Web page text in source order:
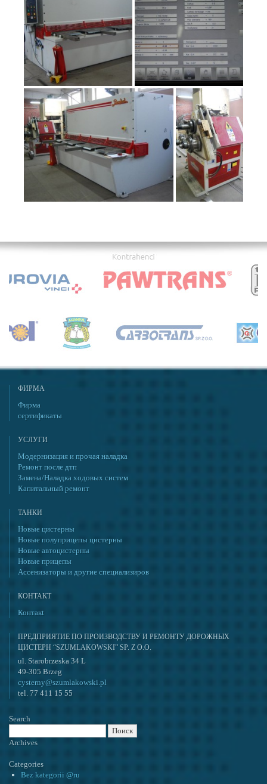
ФИРМА
Фирма
сертификаты
УСЛУГИ
Модернизация и прочая наладка
Ремонт после дтп
Замена/Наладка ходовых систем
Капитальный ремонт
ТАНКИ
Новые цистерны
Новые полуприцепы цистерны
Новые автоцистерны
Новые прицепы
Ассенизаторы и другие специализиров
КОНТАКT
Контакt
ПРЕДПРИЯТИЕ ПО ПРОИЗВОДСТВУ И РЕМОНТУ ДОРОЖНЫХ
ЦИСТЕРН “SZUMLAKOWSKI” SP. Z O.O.
ul. Starobrzeska 34 L
49-305 Brzeg
cysterny@szumlakowski.pl
tel. 77 411 15 55
Search
Archives
Categories
Bez kategorii @ru